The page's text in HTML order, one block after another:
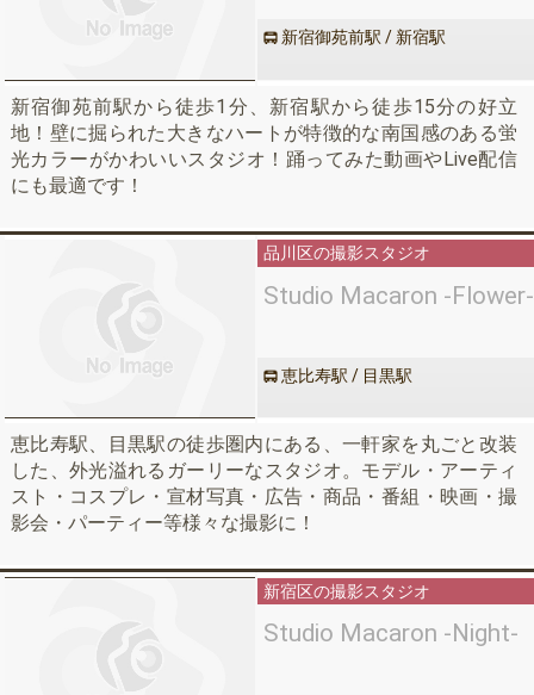
新宿御苑前駅 / 新宿駅
新宿御苑前駅から徒歩1分、新宿駅から徒歩15分の好立
地！壁に掘られた大きなハートが特徴的な南国感のある蛍
光カラーがかわいいスタジオ！踊ってみた動画やLive配信
にも最適です！
品川区の撮影スタジオ
Studio Macaron -Flower-
恵比寿駅 / 目黒駅
恵比寿駅、目黒駅の徒歩圏内にある、一軒家を丸ごと改装
した、外光溢れるガーリーなスタジオ。モデル・アーティ
スト・コスプレ・宣材写真・広告・商品・番組・映画・撮
影会・パーティー等様々な撮影に！
新宿区の撮影スタジオ
Studio Macaron -Night-